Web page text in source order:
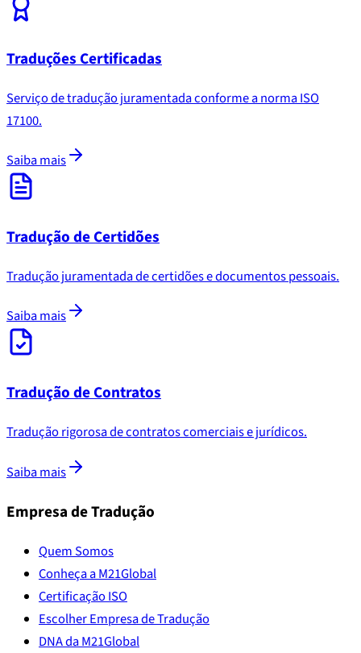
Traduções Certificadas
Serviço de tradução juramentada conforme a norma ISO
17100.
Saiba mais
Tradução de Certidões
Tradução juramentada de certidões e documentos pessoais.
Saiba mais
Tradução de Contratos
Tradução rigorosa de contratos comerciais e jurídicos.
Saiba mais
Empresa de Tradução
Quem Somos
Conheça a M21Global
Certificação ISO
Escolher Empresa de Tradução
DNA da M21Global